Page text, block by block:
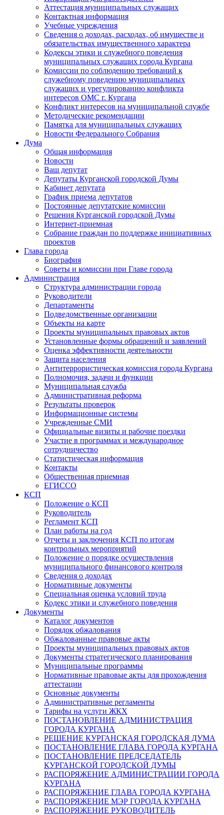
Аттестация муниципальных служащих
Контактная информация
Учебные учреждения
Сведения о доходах, расходах, об имуществе и
обязательствах имущественного характера
Кодексы этики и служебного поведения
муниципальных служащих города Кургана
Комиссии по соблюдению требований к
служебному поведению муниципальных
служащих и урегулированию конфликта
интересов ОМС г. Кургана
Конфликт интересов на муниципальной службе
Методические рекомендации
Памятка для муниципальных служащих
Новости Федерального Cобрания
Дума
Общая информация
Новости
Ваш депутат
Депутаты Курганской городской Думы
Кабинет депутата
График приема депутатов
Постоянные депутатские комиссии
Решения Курганской городской Думы
Интернет-приемная
Собрание граждан по поддержке инициативных
проектов
Глава города
Биография
Советы и комиссии при Главе города
Администрация
Структура администрации города
Руководители
Департаменты
Подведомственные организации
Объекты на карте
Проекты муниципальных правовых актов
Установленные формы обращений и заявлений
Оценка эффективности деятельности
Защита населения
Антитеррористическая комиссия города Кургана
Полномочия, задачи и функции
Муниципальная служба
Административная реформа
Результаты проверок
Информационные системы
Учрежденные СМИ
Официальные визиты и рабочие поездки
Участие в программах и международное
сотрудничество
Статистическая информация
Контакты
Общественная приемная
ЕГИССО
КСП
Положение о КСП
Руководитель
Регламент КСП
План работы на год
Отчеты и заключения КСП по итогам
контрольных мероприятий
Положение о порядке осуществления
муниципального финансового контроля
Сведения о доходах
Нормативные документы
Специальная оценка условий труда
Кодекс этики и служебного поведения
Документы
Каталог документов
Порядок обжалования
Обжалованные правовые акты
Проекты муниципальных правовых актов
Документы стратегического планирования
Муниципальные программы
Нормативные правовые акты для прохождения
аттестации
Основные документы
Административные регламенты
Тарифы на услуги ЖКХ
ПОСТАНОВЛЕНИЕ АДМИНИСТРАЦИЯ
ГОРОДА КУРГАНА
РЕШЕНИЕ КУРГАНСКАЯ ГОРОДСКАЯ ДУМА
ПОСТАНОВЛЕНИЕ ГЛАВА ГОРОДА КУРГАНА
ПОСТАНОВЛЕНИЕ ПРЕДСЕДАТЕЛЬ
КУРГАНСКОЙ ГОРОДСКОЙ ДУМЫ
РАСПОРЯЖЕНИЕ АДМИНИСТРАЦИИ ГОРОДА
КУРГАНА
РАСПОРЯЖЕНИЕ ГЛАВА ГОРОДА КУРГАНА
РАСПОРЯЖЕНИЕ МЭР ГОРОДА КУРГАНА
РАСПОРЯЖЕНИЕ РУКОВОДИТЕЛЬ